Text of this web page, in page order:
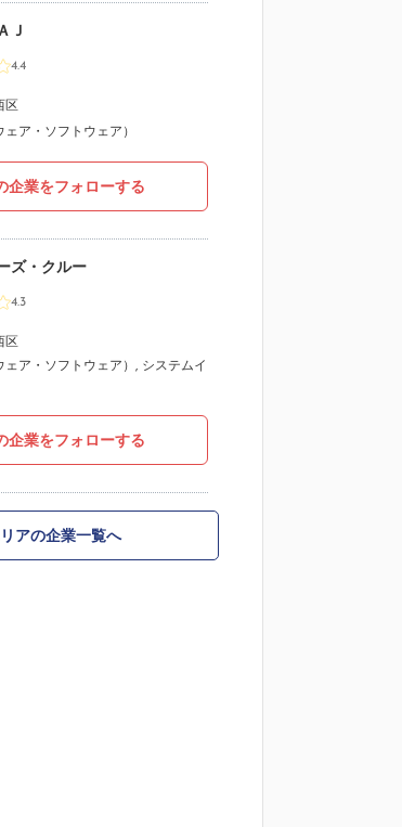
Ｊ
4.4
区
ア・ソフトウェア）
企業をフォローする
ズ・クルー
4.3
区
ア・ソフトウェア） , システムイ
企業をフォローする
アの企業一覧へ